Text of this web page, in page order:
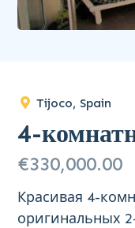
Tijoco, Spain
4-
€330,000.00
Красивая 4-
оригинальных